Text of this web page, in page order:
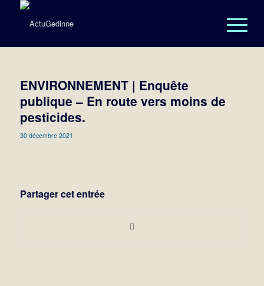
ENVIRONNEMENT | Enquête
publique – En route vers moins de
pesticides.
30 décembre 2021
Partager cet entrée